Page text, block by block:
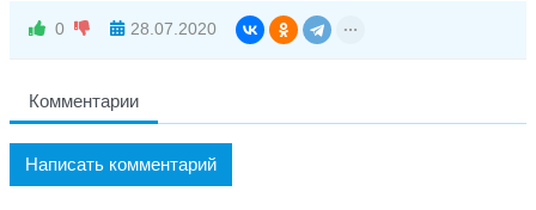
0 28.07.2020
Комментарии
Написать комментарий